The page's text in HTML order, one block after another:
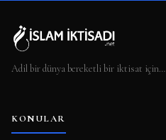
Adil bir dünya bereketli bir iktisat için…
KONULAR